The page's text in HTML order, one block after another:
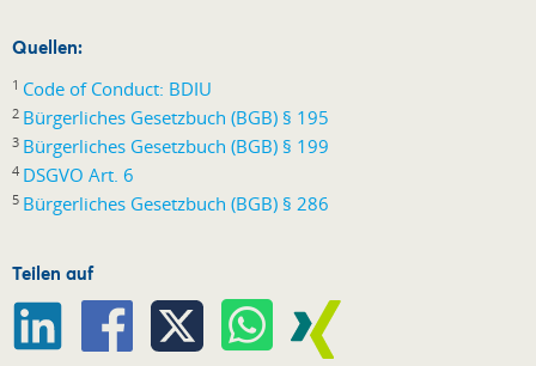
Quellen:
1 Code of Conduct: BDIU
2 Bürgerliches Gesetzbuch (BGB) § 195
3 Bürgerliches Gesetzbuch (BGB) § 199
4 DSGVO Art. 6
5 Bürgerliches Gesetzbuch (BGB) § 286
Teilen auf